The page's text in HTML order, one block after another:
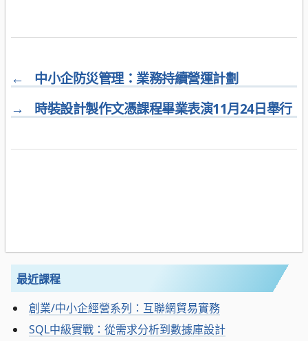
←
中小企防災管理：業務持續營運計劃
→
時裝設計製作文憑課程畢業表演11月24日舉行
最近課程
創業/中小企經營系列：互聯網貿易實務
SQL中級實戰：從需求分析到數據庫設計